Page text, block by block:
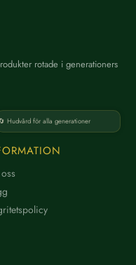
på
rotade i generationers
Hudvård för alla generationer